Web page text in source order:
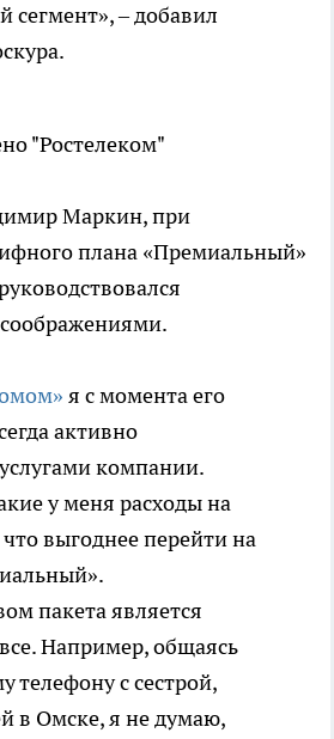
сегмент», – добавил
"Ростелеком"
Маркин, при
плана «Премиальный»
я с момента его
активно
компании.
у меня расходы на
выгоднее перейти на
пакета является
Например, общаясь
телефону с сестрой,
в Омске, я не думаю,